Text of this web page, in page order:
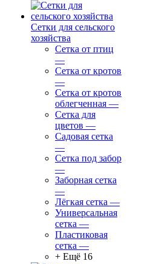
Сетки для сельского
хозяйства
Сетка от птиц
—
Сетка от кротов
—
Сетка от кротов
облегченная —
Сетка для
цветов —
Садовая сетка
—
Сетка под забор
—
Заборная сетка
—
Лёгкая сетка —
Универсальная
сетка —
Пластиковая
сетка —
+ Ещё 16